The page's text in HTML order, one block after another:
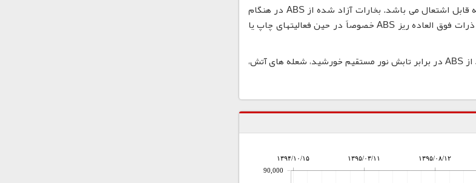
آکریلونیتریل بوتادین استایرن در معرض درجه حرارت بسیار بالا یا شعله قابل اشتعال می باشد. بخارات آزاد شده از ABS در هنگام
سوختن می تواند به سرعت شعله های شدید ایجاد کند. خطر استنشاق ذرات فوق العاده ریز ABS خصوصاً در حین فعالیتهای چاپ یا
آکریلونیتریل بوتادین استایرن را در مکانی خشک و خنک نگهداری نمائید. از ABS در برابر تابش نور مستقیم خورشید، شعله های آتش،
۱۳۹۴/۱۰/۱۵ ۱۳۹۵/۰۳/۱۱ ۱۳۹۵/۰۸/۱۲
90,000